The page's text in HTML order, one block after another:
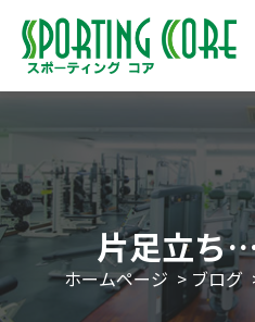
ン
キ
ッ
プ
種別。ジム、スタジオレッスン、酸素ルーム
片足立ち
ホームページ > ブログ